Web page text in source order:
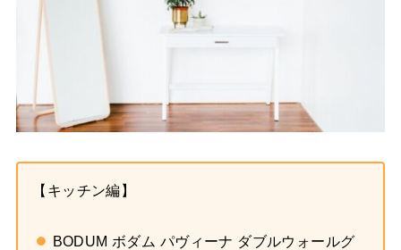
【キッチン編】
BODUM ボダム パヴィーナ ダブルウォールグ